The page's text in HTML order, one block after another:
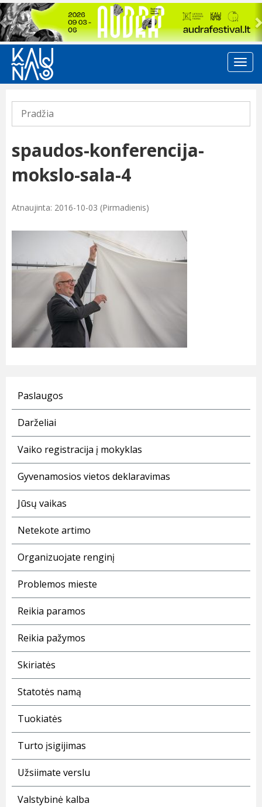
Previous
Pradžia
spaudos-konferencija-
mokslo-sala-4
Atnaujinta: 2016-10-03 (Pirmadienis)
Paslaugos
Darželiai
Vaiko registracija į mokyklas
Gyvenamosios vietos deklaravimas
Jūsų vaikas
Netekote artimo
Organizuojate renginį
Problemos mieste
Reikia paramos
Reikia pažymos
Skiriatės
Statotės namą
Tuokiatės
Turto įsigijimas
Užsiimate verslu
Valstybinė kalba